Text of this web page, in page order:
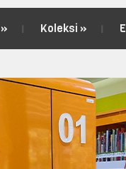
» Koleksi »